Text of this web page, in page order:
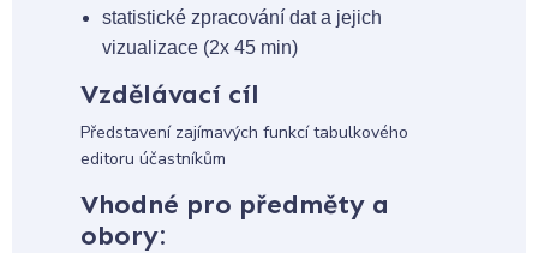
statistické zpracování dat a jejich
vizualizace (2x 45 min)
Vzdělávací cíl
Představení zajímavých funkcí tabulkového
editoru účastníkům
Vhodné pro předměty a
obory: